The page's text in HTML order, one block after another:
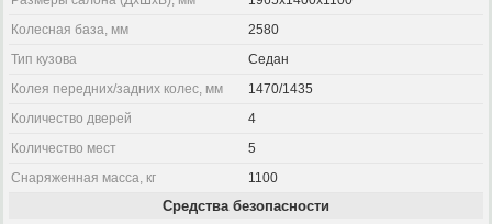
Колесная база, мм
2580
Тип кузова
Седан
Колея передних/задних колес, мм
1470/1435
Количество дверей
4
Количество мест
5
Снаряженная масса, кг
1100
Средства безопасности